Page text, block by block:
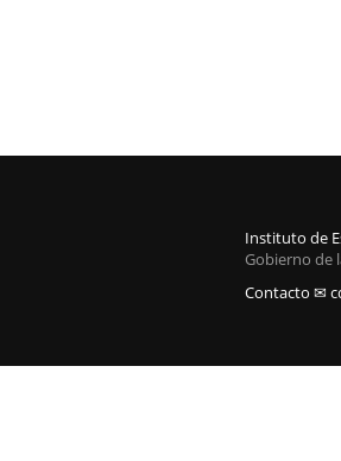
Instituto de
Gobierno de
Contacto ✉